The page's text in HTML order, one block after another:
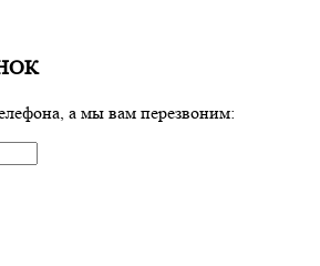
а мы вам перезвоним: